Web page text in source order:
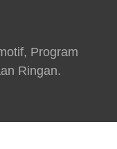
Program
Ringan.